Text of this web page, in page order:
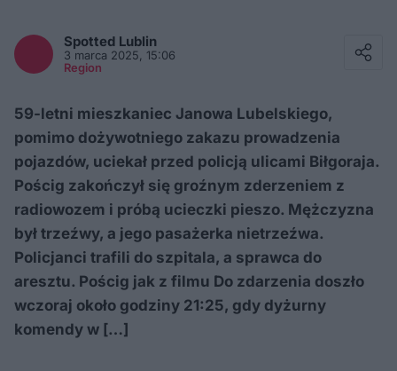
Spotted Lublin
3 marca 2025, 15:06
Region
59-letni mieszkaniec Janowa Lubelskiego,
pomimo dożywotniego zakazu prowadzenia
pojazdów, uciekał przed policją ulicami Biłgoraja.
Pościg zakończył się groźnym zderzeniem z
radiowozem i próbą ucieczki pieszo. Mężczyzna
był trzeźwy, a jego pasażerka nietrzeźwa.
Policjanci trafili do szpitala, a sprawca do
aresztu. Pościg jak z filmu Do zdarzenia doszło
wczoraj około godziny 21:25, gdy dyżurny
komendy w […]